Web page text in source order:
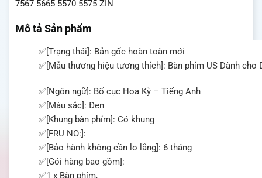
7567 5665 5570 5575 ZIN
Mô tả Sản phẩm
✅[Trạng thái]: Bản gốc hoàn toàn mới
✅[Mẫu thương hiệu tương thích]: Bàn phím US Dành cho
✅[Ngôn ngữ]: Bố cục Hoa Kỳ – Tiếng Anh
✅[Màu sắc]: Đen
✅[Khung bàn phím]: Có khung
✅[FRU NO:]:
✅[Bảo hành không cần lo lắng]: 6 tháng
✅[Gói hàng bao gồm]:
✅1 x Bàn phím,